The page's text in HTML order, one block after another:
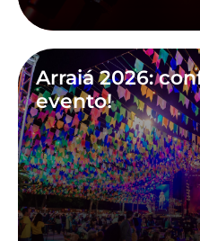
Arraiá 2026:
evento!